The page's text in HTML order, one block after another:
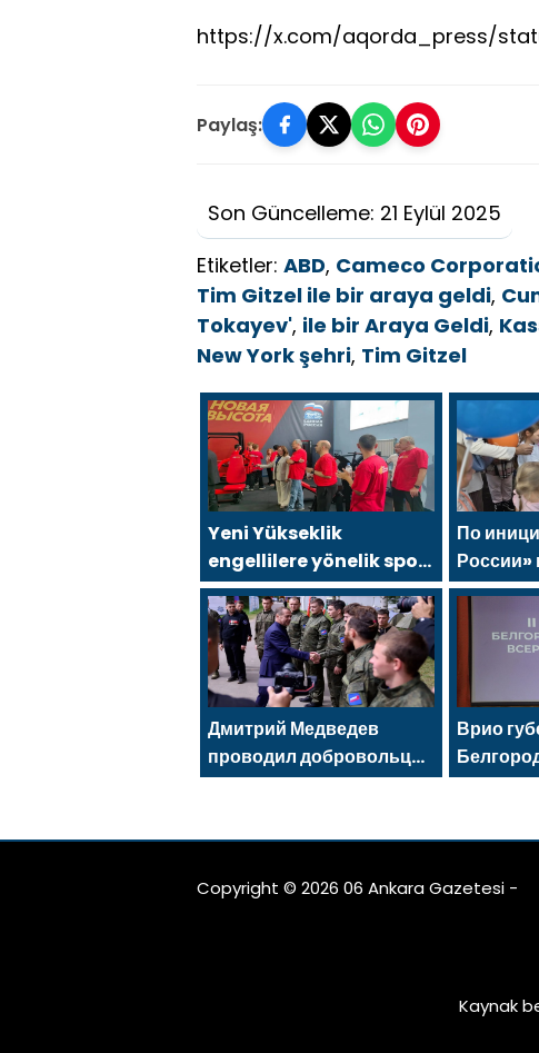
https://x.com/aqorda_press/
Paylaş:
Son Güncelleme: 21 Eylül 2025
Etiketler: ABD, Cameco
Tim Gitzel ile bir araya geldi,
Tokayev', ile bir Araya Geldi,
New York şehri, Tim Gitzel
Yeni Yükseklik
engellilere yönelik spor
salonu, 2021 Birleşik
Rusya Halk Programı
kapsamında
Saratov’da açıldı
По
Дмитрий Медведев
проводил добровольцев
МГЕР и «Волонтёрской
Врио
Copyright © 2026 06 Ankara Gazetesi -
Kaynak